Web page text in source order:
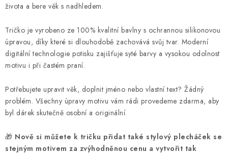
života a bere věk s nadhledem.
Tričko je vyrobeno ze 100% kvalitní bavlny s ochrannou silikonovou
úpravou, díky které si dlouhodobě zachovává svůj tvar. Moderní
digitální technologie potisku zajišťuje syté barvy a vysokou odolnost
motivu i při častém praní.
Potřebujete upravit věk, doplnit jméno nebo vlastní text? Žádný
problém. Všechny úpravy motivu vám rádi provedeme zdarma, aby
byl dárek skutečně osobní a originální.
🎁 Nově si můžete k tričku přidat také stylový plecháček se
stejným motivem za zvýhodněnou cenu a vytvořit tak